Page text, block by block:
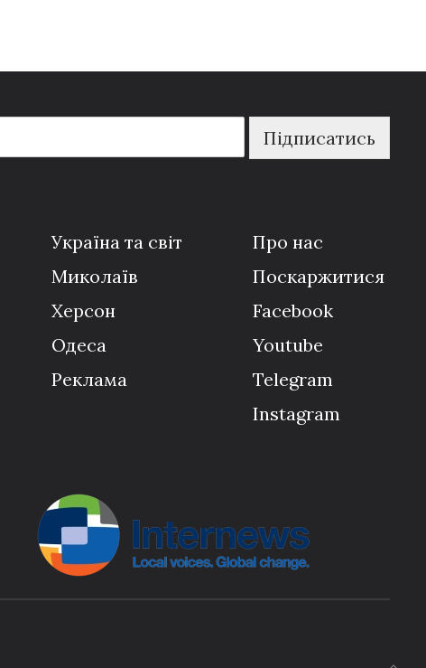
Підписатись
Україна та світ
Миколаїв
Херсон
Одеса
Реклама
Про нас
Поскаржитися
Facebook
Youtube
Telegram
Instagram